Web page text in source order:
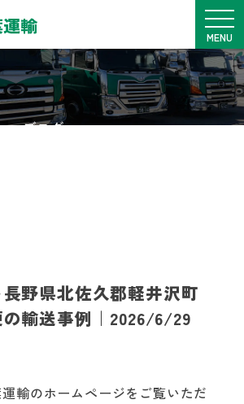
メニ
MENU
0968-76-1775
ブログ
野県北佐久郡軽井沢町
の輸送事例｜2026/6/29
輸のホームページをご覧いただ